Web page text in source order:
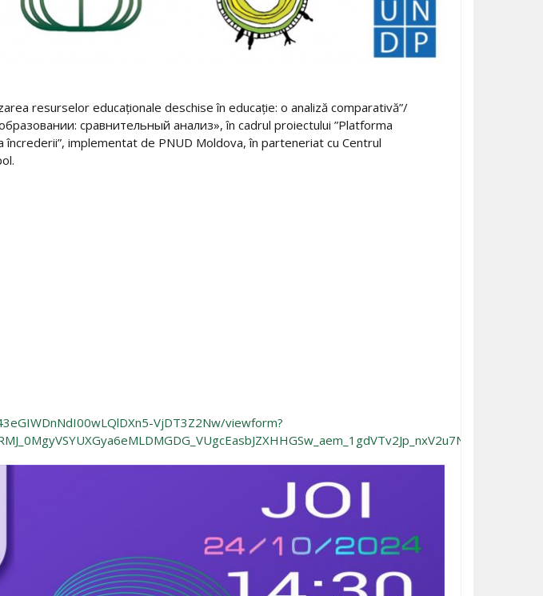
resurselor educaționale deschise în educație: o analiză comparativă”/
сравнительный анализ», în cadrul proiectului ”Platforma
încrederii”, implementat de PNUD Moldova, în parteneriat cu Centrul
VjDT3Z2Nw/viewform?